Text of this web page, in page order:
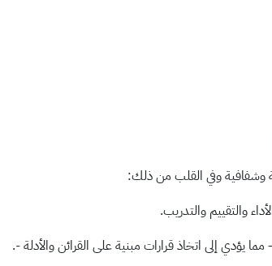
وشفافية وفي القلب من ذلك: